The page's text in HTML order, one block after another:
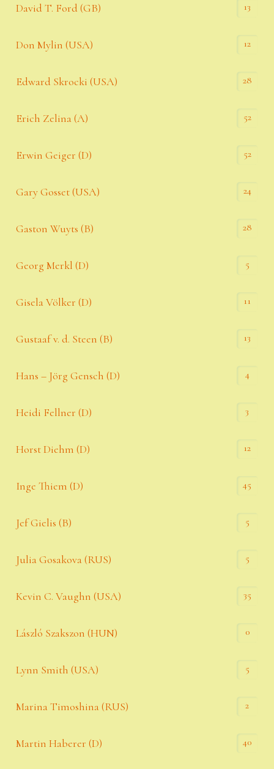
David T. Ford (GB) 13
Don Mylin (USA) 12
Edward Skrocki (USA) 28
Erich Zelina (A) 52
Erwin Geiger (D) 52
Gary Gosset (USA) 24
Gaston Wuyts (B) 28
Georg Merkl (D) 5
Gisela Völker (D) 11
Gustaaf v. d. Steen (B) 13
Hans – Jörg Gensch (D) 4
Heidi Fellner (D) 3
Horst Diehm (D) 12
Inge Thiem (D) 45
Jef Gielis (B) 5
Julia Gosakova (RUS) 5
Kevin C. Vaughn (USA) 35
László Szakszon (HUN) 0
Lynn Smith (USA) 5
Marina Timoshina (RUS) 2
Martin Haberer (D) 40